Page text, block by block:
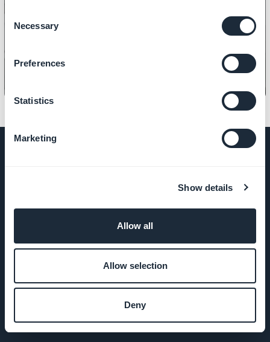
Consent
Selection
Necessary
Preferences
Statistics
Marketing
Show details
Allow all
Allow selection
Deny
Como personalizar a página 404 da
Suporte
GoodBarber